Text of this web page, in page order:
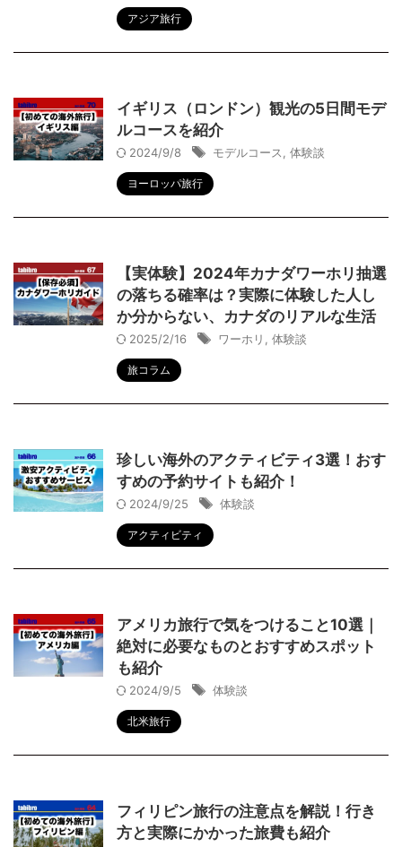
アジア旅行
イギリス（ロンドン）観光の5日間モデ
ルコースを紹介
2024/9/8 モデルコース 体験談
ヨーロッパ旅行
【実体験】2024年カナダワーホリ抽選
の落ちる確率は？実際に体験した人し
か分からない、カナダのリアルな生活
2025/2/16 ワーホリ 体験談
旅コラム
珍しい海外のアクティビティ3選！おす
すめの予約サイトも紹介！
2024/9/25 体験談
アクティビティ
アメリカ旅行で気をつけること10選｜
絶対に必要なものとおすすめスポット
も紹介
2024/9/5 体験談
北米旅行
フィリピン旅行の注意点を解説！行き
方と実際にかかった旅費も紹介